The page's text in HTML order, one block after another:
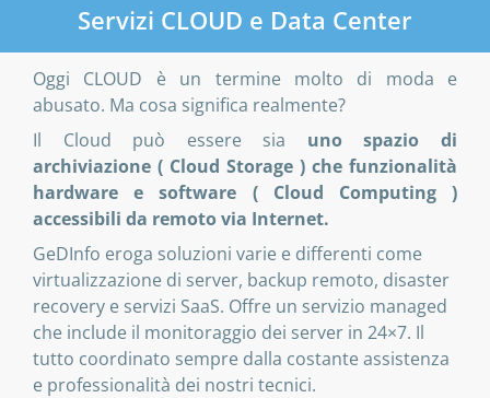
Servizi CLOUD e Data Center
Oggi CLOUD è un termine molto di moda e
abusato. Ma cosa significa realmente?
Il Cloud può essere sia uno spazio di
archiviazione ( Cloud Storage ) che funzionalità
hardware e software ( Cloud Computing )
accessibili da remoto via Internet.
GeDInfo eroga soluzioni varie e differenti come
virtualizzazione di server, backup remoto, disaster
recovery e servizi SaaS. Offre un servizio managed
che include il monitoraggio dei server in 24×7. Il
tutto coordinato sempre dalla costante assistenza
e professionalità dei nostri tecnici.